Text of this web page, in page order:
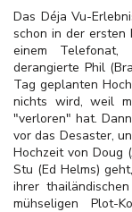
Das Déja Vu-
schon in der ersten
einem
derangierte Phil
Tag geplanten
nichts wird, weil
"verloren" hat.
vor das Desaster,
Hochzeit von Doug
Stu (Ed Helms)
ihrer
mühseligen Plot-